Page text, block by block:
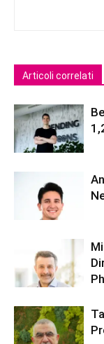
Articoli correlati